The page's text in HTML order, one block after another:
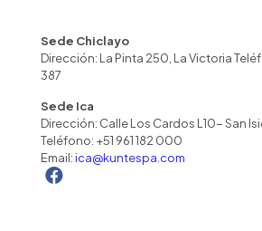
Sede Chiclayo
Dirección: La Pinta 250, La Victoria
387
Sede Ica
Dirección: Calle Los Cardos L10- San
Teléfono: +51 961 182 000
Email:ica@kuntespa.com